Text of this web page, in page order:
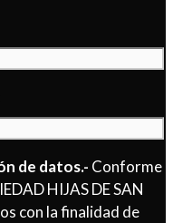
de datos.- Conforme
HIJAS DE SAN
con la finalidad de